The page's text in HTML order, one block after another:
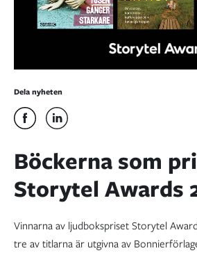
Dela nyheten
Böckerna som
Storytel Awards
Vinnarna av ljudbokspriset Storytel
tre av titlarna är utgivna av